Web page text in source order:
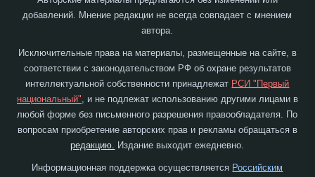
добавлений. Мнение редакции не всегда совпадает с мнением
автора.
Исключительные права на материалы, размещенные на сайте, в
соответствии с законодательством РФ об охране результатов
интеллектуальной собственности принадлежат РСИ "Первый
национальный", и не подлежат использованию другими лицами в
любой форме без письменного разрешения правообладателя. По
вопросам приобретение авторских прав и рекламы обращаться в
редакцию. Издание выходит ежедневно.
Информационная поддержка осуществляется Российским